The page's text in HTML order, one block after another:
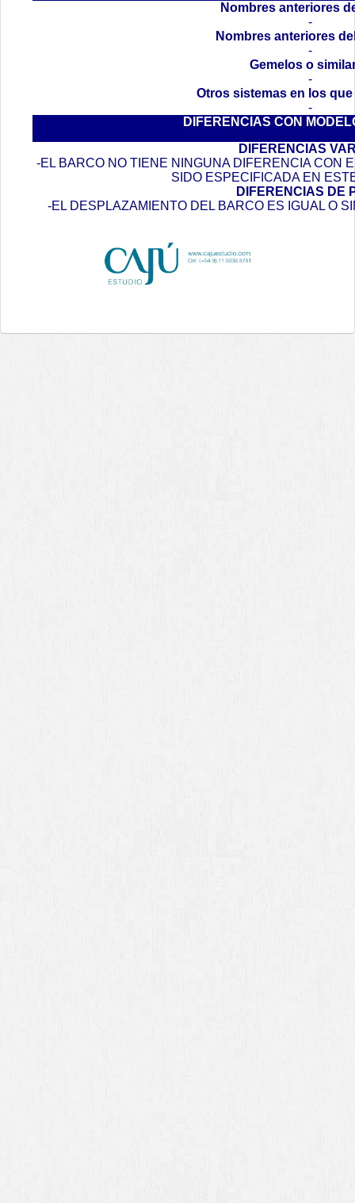
Nombres anteriores
-
Nombres anteriores
-
Gemelos o
-
Otros sistemas en los
-
DIFERENCIAS CON
DIFERENCIAS
-EL BARCO NO TIENE NINGUNA DIFERENCIA CON
SIDO ESPECIFICADA EN
DIFERENCIAS DE
-EL DESPLAZAMIENTO DEL BARCO ES IGUAL O